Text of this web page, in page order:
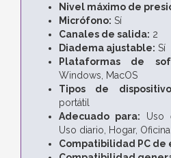
Nivel máximo de
Micrófono: Sí
Canales de salida: 2
Diadema ajustable: Sí
Plataformas de
Windows, MacOS
Tipos de
portátil
Adecuado para: Uso
Uso diario, Hogar, Oficina
Compatibilidad PC